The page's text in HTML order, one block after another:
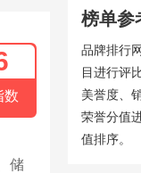
数
储
榜单参
品牌排行
目进行评
美誉度、
荣誉分值
值排序。